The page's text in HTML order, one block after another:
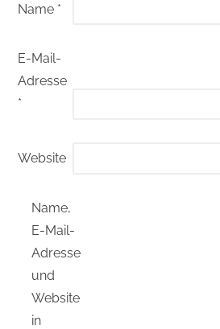
Name *
E-Mail-
Adresse
*
Website
Name,
E-Mail-
Adresse
und
Website
in